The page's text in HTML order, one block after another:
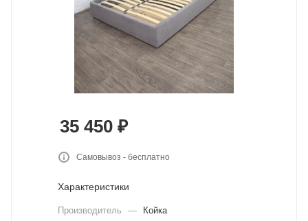
35 450 ₽
Самовывоз - бесплатно
Характеристики
Производитель —
Койка